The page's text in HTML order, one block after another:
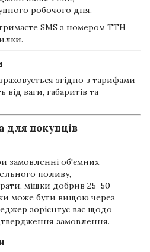
робочого дня.
SMS з номером ТТН
згідно з тарифами
від ваги, габаритів та
для покупців
замовленні об'ємних
поливу,
мішки добрив 25-50
може бути вищою через
зорієнтує вас щодо
замовлення.